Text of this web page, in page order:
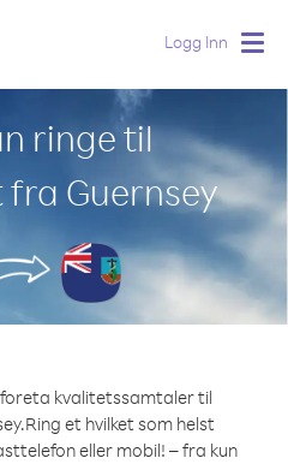
Logg Inn
ringe til
Guernsey
foreta kvalitetssamtaler til
Ring et hvilket som helst
eller mobil! – fra kun